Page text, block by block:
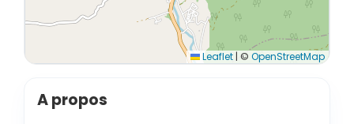
Leaflet | © OpenStreetMap
A propos